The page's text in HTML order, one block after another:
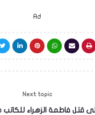
Ad
Next topic
قتل فاطمة الزهراء